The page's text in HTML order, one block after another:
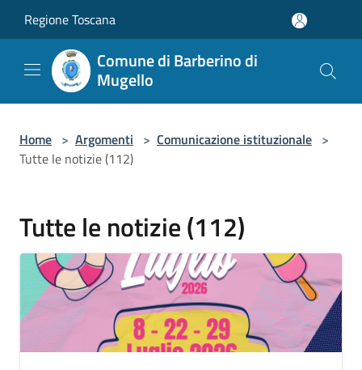
Regione Toscana
Comune di Barberino di
Mugello
Home > Argomenti > Comunicazione istituzionale >
Tutte le notizie (112)
Tutte le notizie (112)